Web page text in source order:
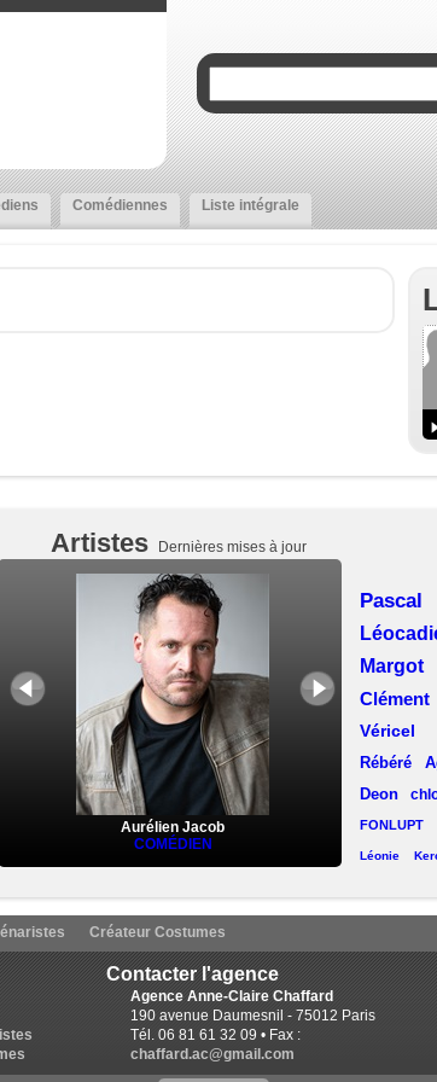
Comédiennes Liste intégrale
Artistes Dernières mises à jour
Aurélien Jacob
COMÉDIEN
Véricel
Rébéré
Deon
FONLUPT
Léonie
Lise Chevalier
Ruchat
Lorin
Créateur Costumes
Contacter l'agence
Agence Anne-Claire Chaffard
190 avenue Daumesnil - 75012 Paris
Tél. 06 81 61 32 09 • Fax :
chaffard.ac@gmail.com